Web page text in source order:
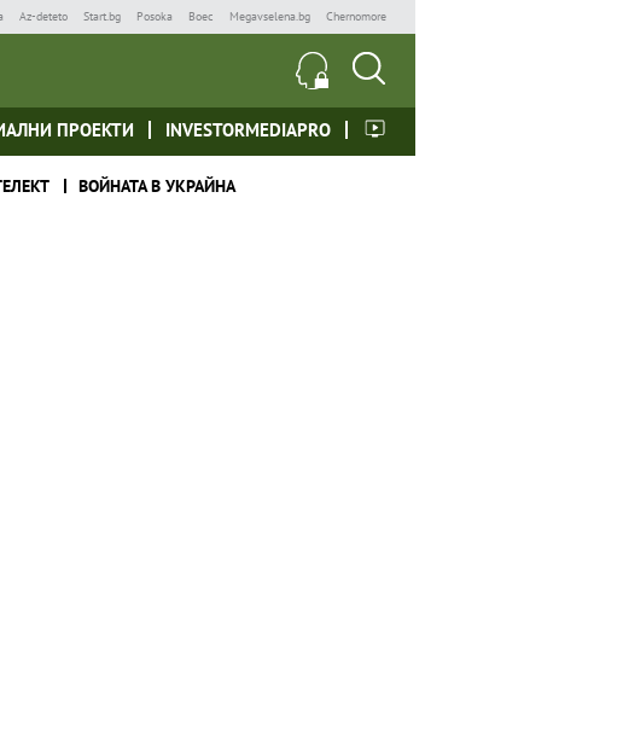
Az-deteto Start.bg Posoka Boec Megavselena.bg Chernomore
ПРОЕКТИ INVESTORMEDIAPRO
ВОЙНАТА В УКРАЙНА